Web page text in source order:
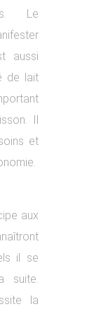
Le
aussi
de lait
Il
et
aux
il se
suite.
la